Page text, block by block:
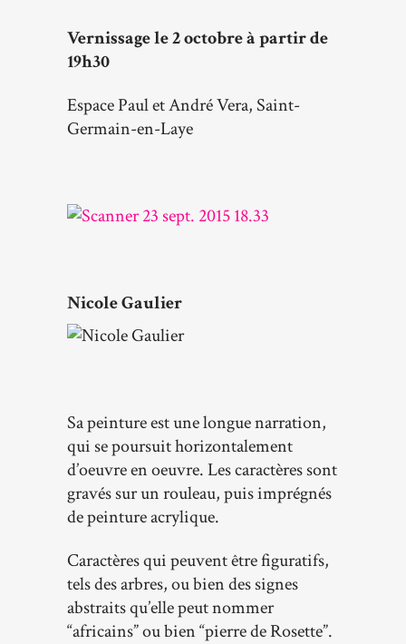
Vernissage le 2 octobre à partir de
19h30
Espace Paul et André Vera, Saint-
Germain-en-Laye
Nicole Gaulier
Sa peinture est une longue narration,
qui se poursuit horizontalement
d’oeuvre en oeuvre. Les caractères sont
gravés sur un rouleau, puis imprégnés
de peinture acrylique.
Caractères qui peuvent être figuratifs,
tels des arbres, ou bien des signes
abstraits qu’elle peut nommer
“africains” ou bien “pierre de Rosette”.